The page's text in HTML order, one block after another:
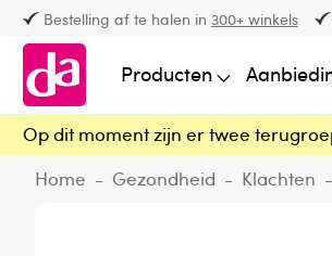
Bestelling af te halen in 300+ winkels
Producten
Op dit moment zijn er twee
Home - Gezondheid - Klachten -